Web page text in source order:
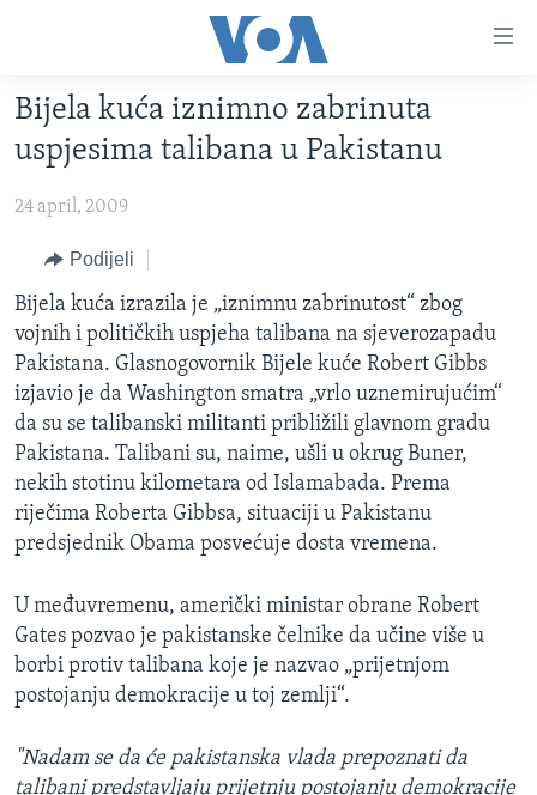
glavni
sadržaj
Pređi
na
navigaciju
Idi
na
pretragu
TV PROGRAM
VIDEO
FOTOGRAFIJE DANA
VIJESTI
SJEDINJENE AMERIČKE DRŽAVE
BOSNA I HERCEGOVINA
SVIJET
NAUKA I TEHNOLOGIJA
SPECIJALNI PROJEKTI
KORUPCIJA
SLOBODA MEDIJA
ŽENSKA STRANA
IZBJEGLIČKA STRANA
MAGAZIN
O GLASU AMERIKE
Learning English
Bijela kuća iznimno zabrinuta
uspjesima talibana u Pakistanu
24 april, 2009
Podijeli
Bijela kuća izrazila je „iznimnu zabrinutost“ zbog
vojnih i političkih uspjeha talibana na sjeverozapadu
Pakistana. Glasnogovornik Bijele kuće Robert Gibbs
izjavio je da Washington smatra „vrlo uznemirujućim“
da su se talibanski militanti približili glavnom gradu
Pakistana. Talibani su, naime, ušli u okrug Buner,
nekih stotinu kilometara od Islamabada. Prema
riječima Roberta Gibbsa, situaciji u Pakistanu
predsjednik Obama posvećuje dosta vremena.
U međuvremenu, američki ministar obrane Robert
Gates pozvao je pakistanske čelnike da učine više u
borbi protiv talibana koje je nazvao „prijetnjom
postojanju demokracije u toj zemlji“.
"Nadam se da će pakistanska vlada prepoznati da
talibani predstavljaju prijetnju postojanju demokracije